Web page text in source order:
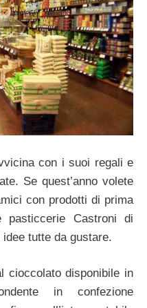
con i suoi regali e
Se quest’anno volete
con prodotti di prima
Castroni di
tutte da gustare.
cioccolato disponibile in
in confezione